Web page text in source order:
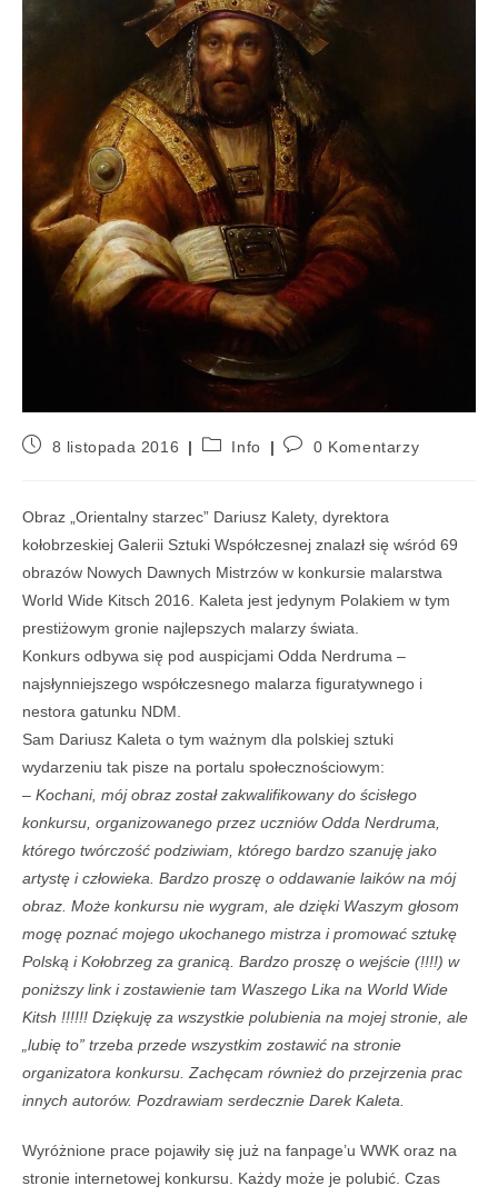
8 listopada 2016 Info 0 Komentarzy
Obraz „Orientalny starzec” Dariusz Kalety, dyrektora
kołobrzeskiej Galerii Sztuki Współczesnej znalazł się wśród 69
obrazów Nowych Dawnych Mistrzów w konkursie malarstwa
World Wide Kitsch 2016. Kaleta jest jedynym Polakiem w tym
prestiżowym gronie najlepszych malarzy świata.
Konkurs odbywa się pod auspicjami Odda Nerdruma –
najsłynniejszego współczesnego malarza figuratywnego i
nestora gatunku NDM.
Sam Dariusz Kaleta o tym ważnym dla polskiej sztuki
wydarzeniu tak pisze na portalu społecznościowym:
– Kochani, mój obraz został zakwalifikowany do ścisłego
konkursu, organizowanego przez uczniów Odda Nerdruma,
którego twórczość podziwiam, którego bardzo szanuję jako
artystę i człowieka. Bardzo proszę o oddawanie laików na mój
obraz. Może konkursu nie wygram, ale dzięki Waszym głosom
mogę poznać mojego ukochanego mistrza i promować sztukę
Polską i Kołobrzeg za granicą. Bardzo proszę o wejście (!!!!) w
poniższy link i zostawienie tam Waszego Lika na World Wide
Kitsh !!!!!! Dziękuję za wszystkie polubienia na mojej stronie, ale
„lubię to” trzeba przede wszystkim zostawić na stronie
organizatora konkursu. Zachęcam również do przejrzenia prac
innych autorów. Pozdrawiam serdecznie Darek Kaleta.
Wyróżnione prace pojawiły się już na fanpage’u WWK oraz na
stronie internetowej konkursu. Każdy może je polubić. Czas